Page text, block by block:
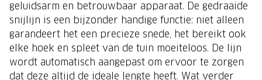
geluidsarm en betrouwbaar apparaat. De gedraaide
snijlijn is een bijzonder handige functie: niet alleen
garandeert het een precieze snede, het bereikt ook
elke hoek en spleet van de tuin moeiteloos. De lijn
wordt automatisch aangepast om ervoor te zorgen
dat deze altijd de ideale lengte heeft. Wat verder